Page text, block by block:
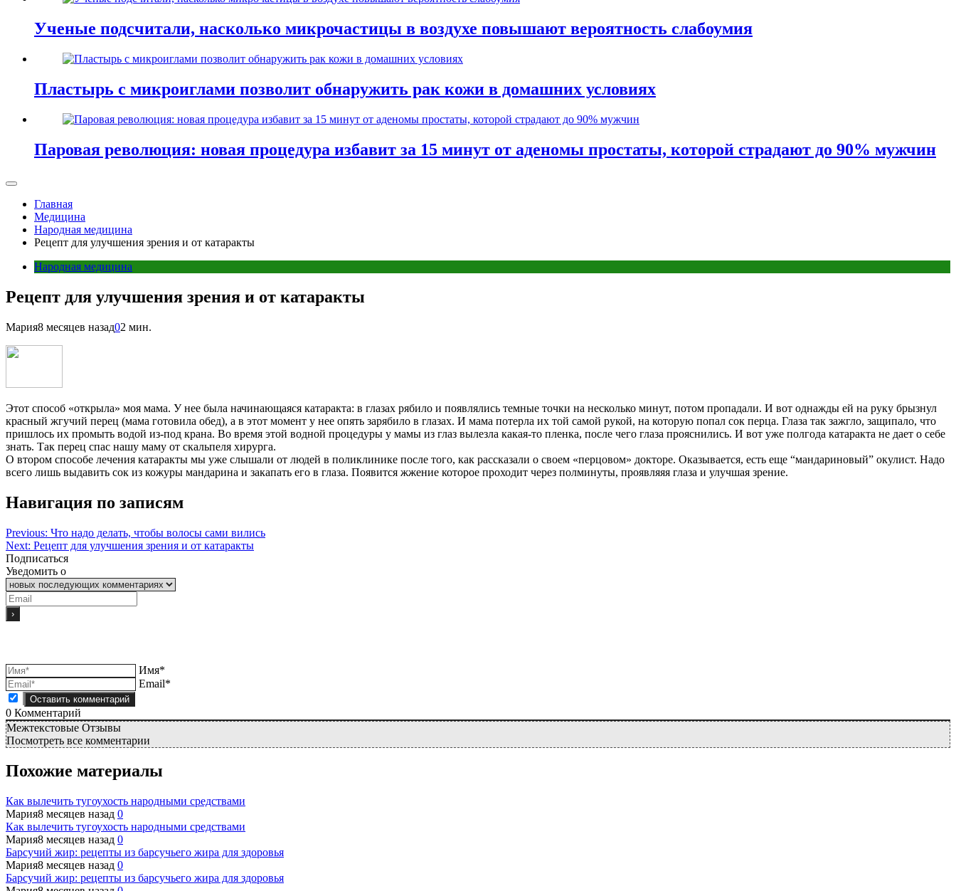
Ученые подсчитали, насколько микрочастицы в воздухе повышают вероятность слабоумия
Пластырь с микроиглами позволит обнаружить рак кожи в домашних условиях
Паровая революция: новая процедура избавит за 15 минут от аденомы простаты, которой страдают до 90% мужчин
Главная
Медицина
Народная медицина
Рецепт для улучшения зрения и от катаракты
Народная медицина
Рецепт для улучшения зрения и от катаракты
Мария8 месяцев назад02 мин.
Этот способ «открыла» моя мама. У нее была начинающаяся катаракта: в глазах рябило и появлялись темные точки на несколько минут, потом пропадали. И вот однажды ей на руку брызнул
красный жгучий перец (мама готовила обед), а в этот момент у нее опять зарябило в глазах. И мама потерла их той самой рукой, на которую попал сок перца. Глаза так зажгло, защипало, что
пришлось их промыть водой из-под крана. Во время этой водной процедуры у мамы из глаз вылезла какая-то пленка, после чего глаза прояснились. И вот уже полгода катаракта не дает о себе
знать. Так перец спас нашу маму от скальпеля хирурга.
О втором способе лечения катаракты мы уже слышали от людей в поликлинике после того, как рассказали о своем «перцовом» докторе. Оказывается, есть еще “мандариновый” окулист. Надо
всего лишь выдавить сок из кожуры мандарина и закапать его в глаза. Появится жжение которое проходит через полминуты, проявляяя глаза и улучшая зрение.
Навигация по записям
Previous: Что надо делать, чтобы волосы сами вились
Next: Рецепт для улучшения зрения и от катаракты
Подписаться
Уведомить о
Имя*
Email*
0 Комментарий
Межтекстовые Отзывы
Посмотреть все комментарии
Похожие материалы
Как вылечить тугоухость народными средствами
Мария8 месяцев назад 0
Как вылечить тугоухость народными средствами
Мария8 месяцев назад 0
Барсучий жир: рецепты из барсучьего жира для здоровья
Мария8 месяцев назад 0
Барсучий жир: рецепты из барсучьего жира для здоровья